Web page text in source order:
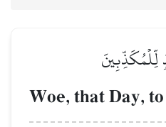
لِّلۡمُكَذِّبِينَ
Woe, that Day,